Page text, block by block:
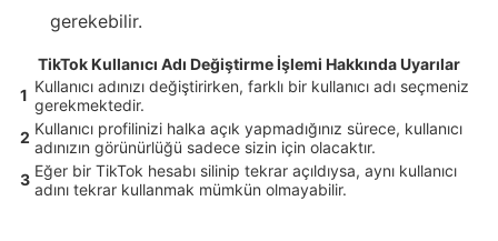
gerekebilir.
TikTok Kullanıcı Adı Değiştirme İşlemi Hakkında Uyarılar
1 Kullanıcı adınızı değiştirirken, farklı bir kullanıcı adı seçmeniz
gerekmektedir.
2 Kullanıcı profilinizi halka açık yapmadığınız sürece, kullanıcı
adınızın görünürlüğü sadece sizin için olacaktır.
3 Eğer bir TikTok hesabı silinip tekrar açıldıysa, aynı kullanıcı
adını tekrar kullanmak mümkün olmayabilir.